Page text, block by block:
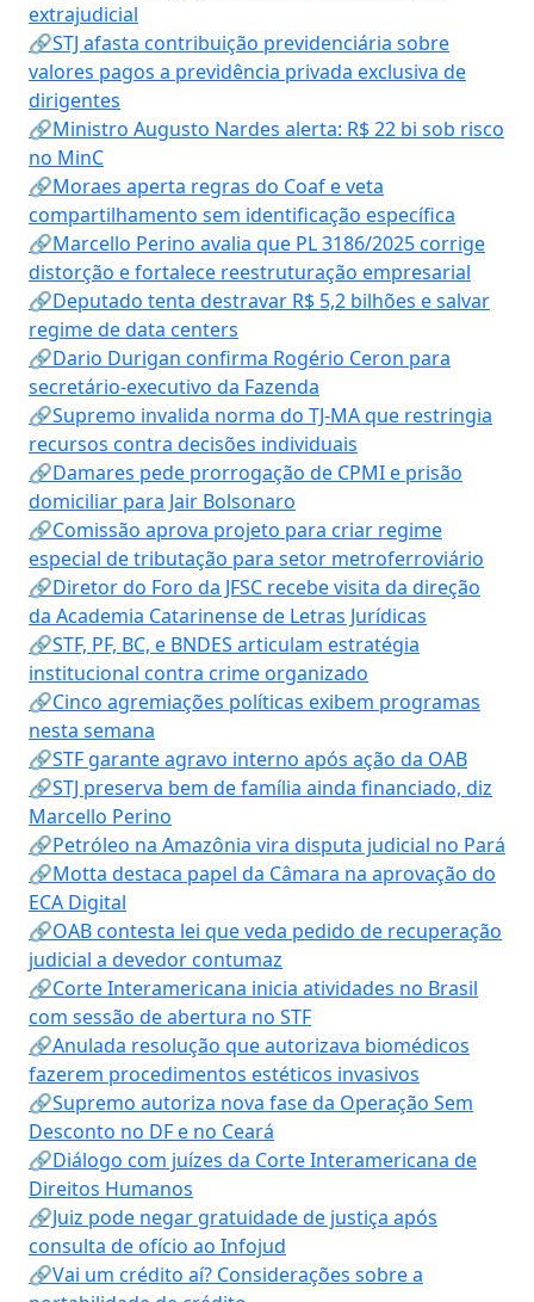
extrajudicial
🔗STJ afasta contribuição previdenciária sobre
valores pagos a previdência privada exclusiva de
dirigentes
🔗Ministro Augusto Nardes alerta: R$ 22 bi sob risco
no MinC
🔗Moraes aperta regras do Coaf e veta
compartilhamento sem identificação específica
🔗Marcello Perino avalia que PL 3186/2025 corrige
distorção e fortalece reestruturação empresarial
🔗Deputado tenta destravar R$ 5,2 bilhões e salvar
regime de data centers
🔗Dario Durigan confirma Rogério Ceron para
secretário-executivo da Fazenda
🔗Supremo invalida norma do TJ-MA que restringia
recursos contra decisões individuais
🔗Damares pede prorrogação de CPMI e prisão
domiciliar para Jair Bolsonaro
🔗Comissão aprova projeto para criar regime
especial de tributação para setor metroferroviário
🔗Diretor do Foro da JFSC recebe visita da direção
da Academia Catarinense de Letras Jurídicas
🔗STF, PF, BC, e BNDES articulam estratégia
institucional contra crime organizado
🔗Cinco agremiações políticas exibem programas
nesta semana
🔗STF garante agravo interno após ação da OAB
🔗STJ preserva bem de família ainda financiado, diz
Marcello Perino
🔗Petróleo na Amazônia vira disputa judicial no Pará
🔗Motta destaca papel da Câmara na aprovação do
ECA Digital
🔗OAB contesta lei que veda pedido de recuperação
judicial a devedor contumaz
🔗Corte Interamericana inicia atividades no Brasil
com sessão de abertura no STF
🔗Anulada resolução que autorizava biomédicos
fazerem procedimentos estéticos invasivos
🔗Supremo autoriza nova fase da Operação Sem
Desconto no DF e no Ceará
🔗Diálogo com juízes da Corte Interamericana de
Direitos Humanos
🔗Juiz pode negar gratuidade de justiça após
consulta de ofício ao Infojud
🔗Vai um crédito aí? Considerações sobre a